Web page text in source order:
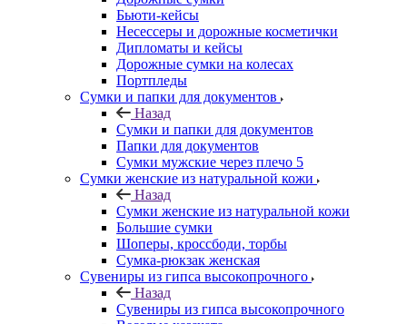
Бьюти-кейсы
Несессеры и дорожные косметички
Дипломаты и кейсы
Дорожные сумки на колесах
Портпледы
Сумки и папки для документов
Назад
Сумки и папки для документов
Папки для документов
Сумки мужские через плечо 5
Сумки женские из натуральной кожи
Назад
Сумки женские из натуральной кожи
Большие сумки
Шоперы, кроссбоди, торбы
Сумка-рюкзак женская
Сувениры из гипса высокопрочного
Назад
Сувениры из гипса высокопрочного